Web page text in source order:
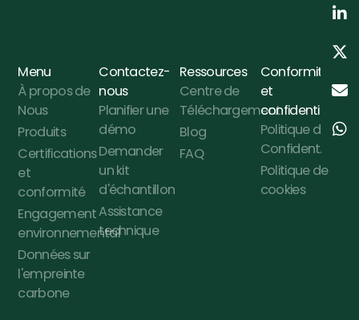
Menu
À propos de
Nous
Produits
Certifications
et
conformité
Engagement
environnemental
Données sur
l'empreinte
carbone
Contactez-
nous
Planifier une
démo
Demander
un kit
d'échantillon
Assistance
technique
Ressources
Centre de
Téléchargement
Blog
FAQ
Conformité
et
confidentialité
Politique de
Confidentialité
Politique de
cookies